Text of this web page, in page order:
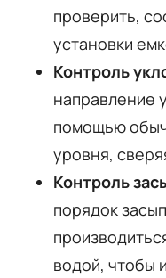
проверить,
установки
Контроль
направление
помощью
уровня,
Контроль
порядок
водой, чтобы